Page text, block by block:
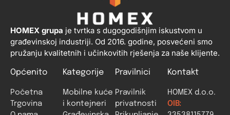
HOMEX grupa je tvrtka s dugogodišnjim iskustvom u
građevinskoj industriji. Od 2016. godine, posvećeni smo
pružanju kvalitetnih i učinkovitih rješenja za naše klijente.
Općenito
Početna
Trgovina
Kategorije
Mobilne kuće
i kontejneri
Pravilnici
Pravilnik
privatnosti
Kontakt
HOMEX d.o.o.
OIB: